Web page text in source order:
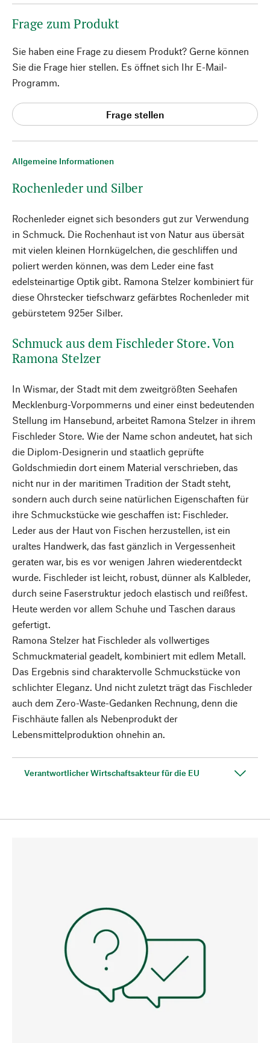
Allgemeine Informationen
Rochenleder und Silber
Rochenleder eignet sich besonders gut zur Verwendung
in Schmuck. Die Rochenhaut ist von Natur aus übersät
mit vielen kleinen Hornkügelchen, die geschliffen und
poliert werden können, was dem Leder eine fast
edelsteinartige Optik gibt. Ramona Stelzer kombiniert für
diese Ohrstecker tiefschwarz gefärbtes Rochenleder mit
gebürstetem 925er Silber.
Schmuck aus dem Fischleder Store. Von
Ramona Stelzer
In Wismar, der Stadt mit dem zweitgrößten Seehafen
Mecklenburg-Vorpommerns und einer einst bedeutenden
Stellung im Hansebund, arbeitet Ramona Stelzer in ihrem
Fischleder Store. Wie der Name schon andeutet, hat sich
die Diplom-Designerin und staatlich geprüfte
Goldschmiedin dort einem Material verschrieben, das
nicht nur in der maritimen Tradition der Stadt steht,
sondern auch durch seine natürlichen Eigenschaften für
ihre Schmuckstücke wie geschaffen ist: Fischleder.
Leder aus der Haut von Fischen herzustellen, ist ein
uraltes Handwerk, das fast gänzlich in Vergessenheit
geraten war, bis es vor wenigen Jahren wiederentdeckt
wurde. Fischleder ist leicht, robust, dünner als Kalbleder,
durch seine Faserstruktur jedoch elastisch und reißfest.
Heute werden vor allem Schuhe und Taschen daraus
gefertigt.
Ramona Stelzer hat Fischleder als vollwertiges
Schmuckmaterial geadelt, kombiniert mit edlem Metall.
Das Ergebnis sind charaktervolle Schmuckstücke von
schlichter Eleganz. Und nicht zuletzt trägt das Fischleder
auch dem Zero-Waste-Gedanken Rechnung, denn die
Fischhäute fallen als Nebenprodukt der
Lebensmittelproduktion ohnehin an.
Verantwortlicher Wirtschaftsakteur für die EU
Frage zum Produkt
Sie haben eine Frage zu diesem Produkt? Gerne können
Sie die Frage hier stellen. Es öffnet sich Ihr E-Mail-
Programm.
Frage stellen